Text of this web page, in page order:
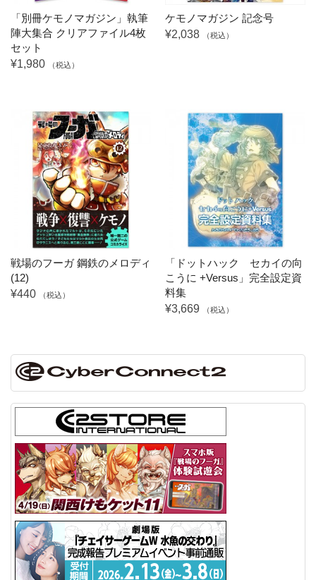
「別冊ケモノマガジン」執筆
陣大集合 クリアファイル4枚
セット
¥1,980
（税込）
ケモノマガジン 記念号
¥2,038
（税込）
戦場のフーガ 鋼鉄のメロディ
(12)
¥440
（税込）
「ドットハック セカイの向
こうに +Versus」完全設定資
料集
¥3,669
（税込）